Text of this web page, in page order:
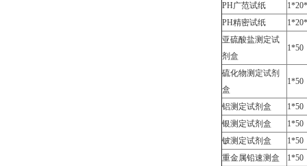
PH广范试纸
PH精密试纸
亚硫酸盐测定试
剂盒
1*50
硫化物测定试剂
盒
1*50
铝测定试剂盒
1*50
银测定试剂盒
1*50
铍测定试剂盒
1*50
重金属铅速测盒
1*50